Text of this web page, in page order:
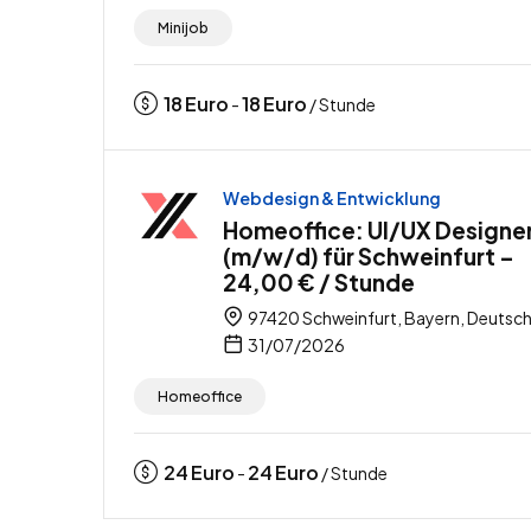
Minijob
18Euro -18Euro / Stunde
Webdesign & Entwicklung
Homeoffice: UI/UX
(m/w/d) für Schweinfurt –
24,00 € / Stunde
97420 Schweinfurt, Bayern,
31/07/2026
Homeoffice
24Euro - 24Euro / Stunde